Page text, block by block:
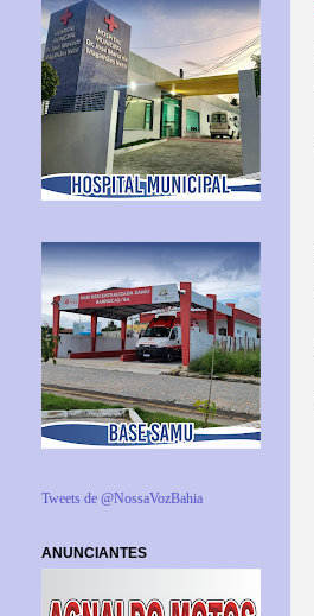
Tweets de @NossaVozBahia
ANUNCIANTES